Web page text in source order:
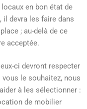
en bon état de
il devra les faire dans
; au-delà de ce
acceptée.
ci devront respecter
vous le souhaitez, nous
à les sélectionner :
de mobilier